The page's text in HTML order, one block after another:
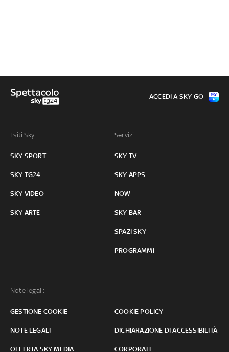
I siti Sky:
SKY SPORT
SKY TG24
SKY VIDEO
SKY ARTE
Servizi:
SKY TV
SKY APPS
NOW
SKY BAR
SPAZI SKY
PROGRAMMI
Note legali:
GESTIONE COOKIE COOKIE POLICY
NOTE LEGALI DICHIARAZIONE DI ACCESSIBILITÀ
OFFERTA SKY MEDIA CORPORATE
ACCEDI A SKY GO